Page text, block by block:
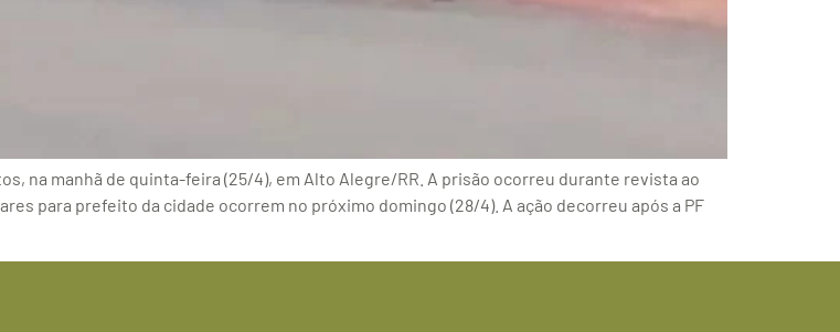
na manhã de quinta-feira (25/4), em Alto Alegre/RR. A prisão ocorreu durante revista ao
para prefeito da cidade ocorrem no próximo domingo (28/4). A ação decorreu após a PF